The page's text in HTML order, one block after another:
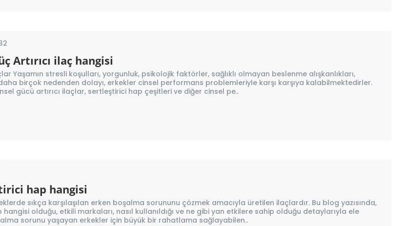
Artırıcı ilaç hangisi
Yaşamın stresli koşulları, yorgunluk, psikolojik faktörler, sağlıklı olmayan beslenme alışkanlıkları,
birçok nedenden dolayı, erkekler cinsel performans problemleriyle karşı karşıya kalabilmektedirler.
gücü artırıcı ilaçlar, sertleştirici hap çeşitleri ve diğer cinsel pe..
hap hangisi
sıkça karşılaşılan erken boşalma sorununu çözmek amacıyla üretilen ilaçlardır. Bu blog yazısında,
olduğu, etkili markaları, nasıl kullanıldığı ve ne gibi yan etkilere sahip olduğu detaylarıyla ele
sorunu yaşayan erkekler için büyük bir rahatlama sağlayabilen..